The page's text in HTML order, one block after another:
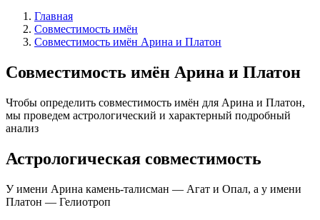
Главная
Совместимость имён
Совместимость имён Арина и Платон
Совместимость имён Арина и Платон
Чтобы определить совместимость имён для Арина и Платон,
мы проведем астрологический и характерный подробный
анализ
Астрологическая совместимость
У имени Арина камень-талисман — Агат и Опал, а у имени
Платон — Гелиотроп